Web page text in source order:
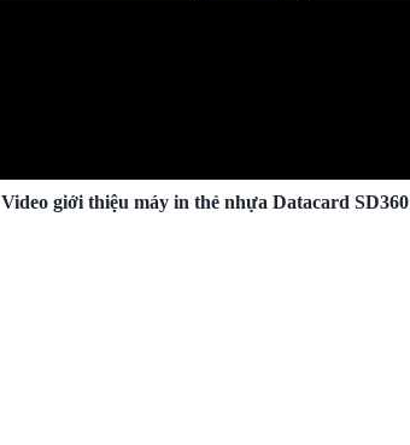
Video giới thiệu máy in thẻ nhựa Datacard SD360